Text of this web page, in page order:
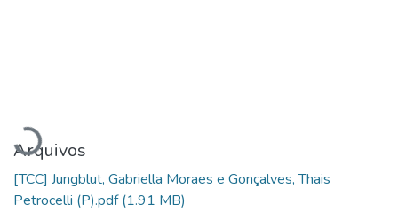
Carregando...
Arquivos
[TCC] Jungblut, Gabriella Moraes e Gonçalves, Thais
Petrocelli (P).pdf(1.91 MB)